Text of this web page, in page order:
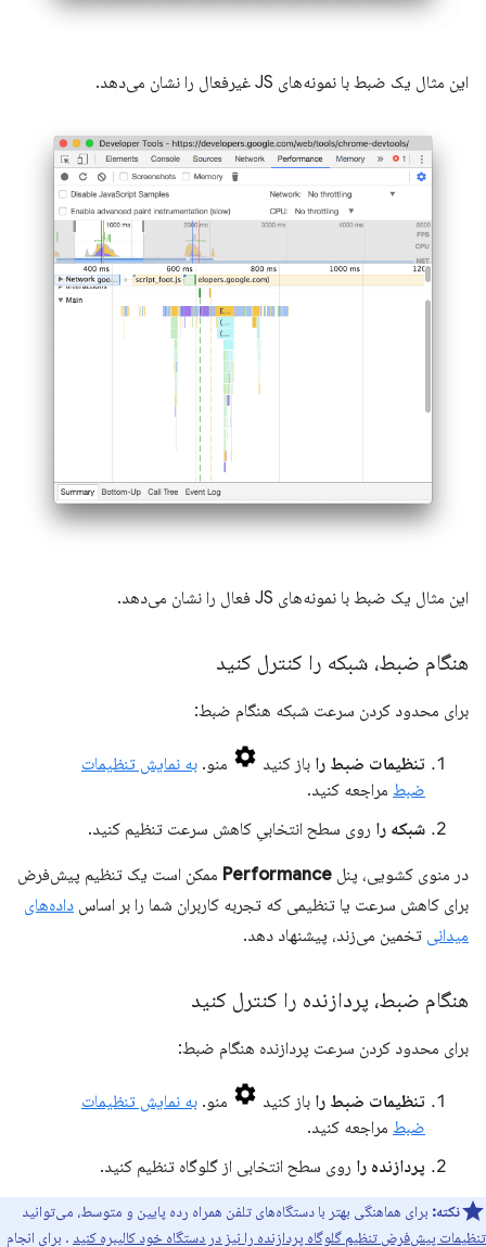
این مثال یک ضبط با نمونه‌های JS غیرفعال را نشان می‌دهد.
این مثال یک ضبط با نمونه‌های JS فعال را نشان می‌دهد.
هنگام ضبط، شبکه را کنترل کنید
برای محدود کردن سرعت شبکه هنگام ضبط:
تنظیمات ضبط را باز کنید منو. به نمایش تنظیمات
ضبط مراجعه کنید.
شبکه را روی سطح انتخابیِ کاهش سرعت تنظیم کنید.
در منوی کشویی، پنل Performance ممکن است یک تنظیم پیش‌فرض
برای کاهش سرعت یا تنظیمی که تجربه کاربران شما را بر اساس داده‌های
میدانی تخمین می‌زند، پیشنهاد دهد.
هنگام ضبط، پردازنده را کنترل کنید
برای محدود کردن سرعت پردازنده هنگام ضبط:
تنظیمات ضبط را باز کنید منو. به نمایش تنظیمات
ضبط مراجعه کنید.
پردازنده را روی سطح انتخابی از گلوگاه تنظیم کنید.
نکته: برای هماهنگی بهتر با دستگاه‌های تلفن همراه رده پایین و متوسط، می‌توانید
تنظیمات پیش‌فرض تنظیم گلوگاه پردازنده را نیز در دستگاه خود کالیبره کنید . برای انجام